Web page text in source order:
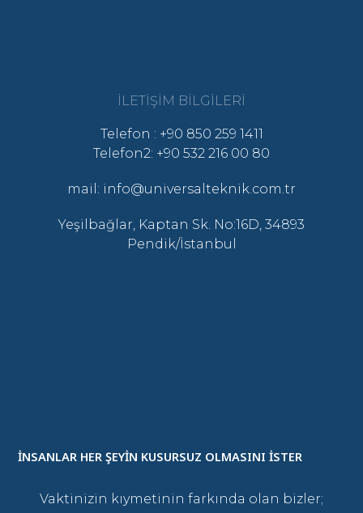
İLETIŞIM BILGILERI
Telefon : +90 850 259 1411
Telefon2: +90 532 216 00 80
mail: info@universalteknik.com.tr
Yeşilbağlar, Kaptan Sk. No:16D, 34893
Pendik/İstanbul
İNSANLAR HER ŞEYİN KUSURSUZ OLMASINI İSTER
Vaktinizin kıymetinin farkında olan bizler;